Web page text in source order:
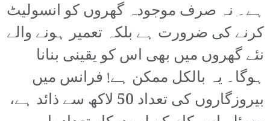
ہے۔ نہ صرف موجودہ گھروں کو انسولیٹ
کرنے کی ضرورت ہے بلکہ تعمیر ہونے والے
نئے گھروں میں بھی اس کو یقینی بنانا
ہوگا۔ یہ بالکل ممکن ہے! فرانس میں
بیروزگاروں کی تعداد 50 لاکھ سے ذائد ہے،